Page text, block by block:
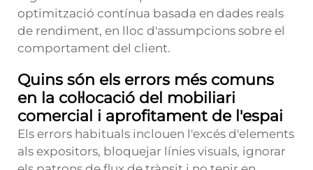
optimització contínua basada en dades reals
de rendiment, en lloc d'assumpcions sobre el
comportament del client.
Quins són els errors més comuns
en la col·locació del mobiliari
comercial i aprofitament de l'espai
Els errors habituals inclouen l'excés d'elements
als expositors, bloquejar línies visuals, ignorar